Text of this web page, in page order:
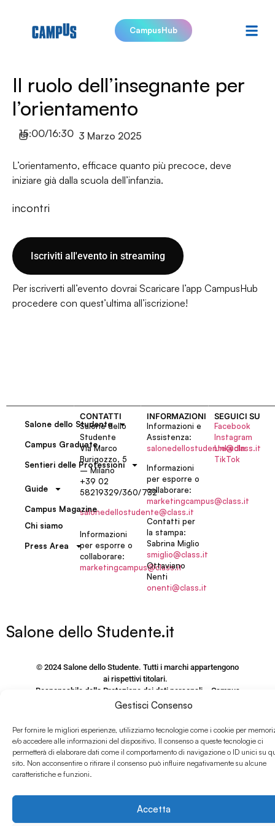
Gestisci Consenso
Per fornire le migliori esperienze, utilizziamo tecnologie come i cookie per
e/o accedere alle informazioni del dispositivo. Il consenso a queste tecnologie ci
permetterà di elaborare dati come il comportamento di navigazione o ID unici su
sito. Non acconsentire o ritirare il consenso può influire negativamente su alcune
caratteristiche e funzioni.
Accetta
CampusHub
Il ruolo dell’insegnante per
l’orientamento
15:00/16:30 3 Marzo 2025
L’orientamento, efficace quanto più precoce, deve
iniziare già dalla scuola dell’infanzia.
incontri
Iscriviti all'evento in streaming
Per iscriverti all’evento dovrai Scaricare l’app CampusHub
procedere con quest’ultima all’iscrizione!
Salone dello Studente
Campus Graduate
Sentieri delle Professioni
Guide
Campus Magazine
Chi siamo
Press Area
CONTATTI
Salone dello
Studente
Via Marco
Burigozzo, 5
– Milano
+39 02
58219329/360/732
salonedellostudente@class.it
Informazioni
per esporre o
collaborare:
marketingcampus@class.it
INFORMAZIONI
Informazioni e
Assistenza:
salonedellostudente@class.it
Informazioni
per esporre o
collaborare:
marketingcampus@class.it
Contatti per
la stampa:
Sabrina Miglio
smiglio@class.it
Ottaviano
Nenti
onenti@class.it
SEGUICI SU
Facebook
Instagram
LinkedIn
TikTok
Salone dello Studente.it
© 2024 Salone dello Studente. Tutti i marchi appartengono
ai rispettivi titolari.
Responsabile della Protezione dei dati personali – Campus
Editori S.r.l.
P.IVA e CF 09406120155
PRIVACY POLICY SITO
www.salonedellostudente.it
COOKIE POLICY